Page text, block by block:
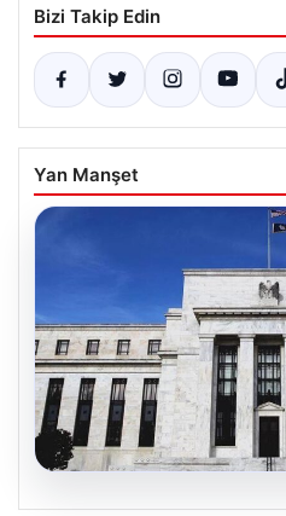
Bizi Takip Edin
Yan Manşet
08.08.2026